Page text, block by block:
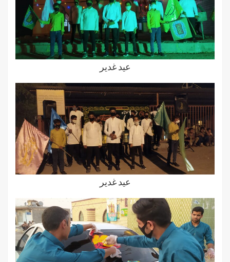
عید غدیر
عید غدیر